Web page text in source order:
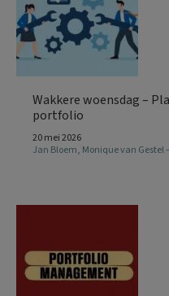
Wakkere woensdag –
portfolio
20 mei 2026
Jan Bloem, Monique van Gestel